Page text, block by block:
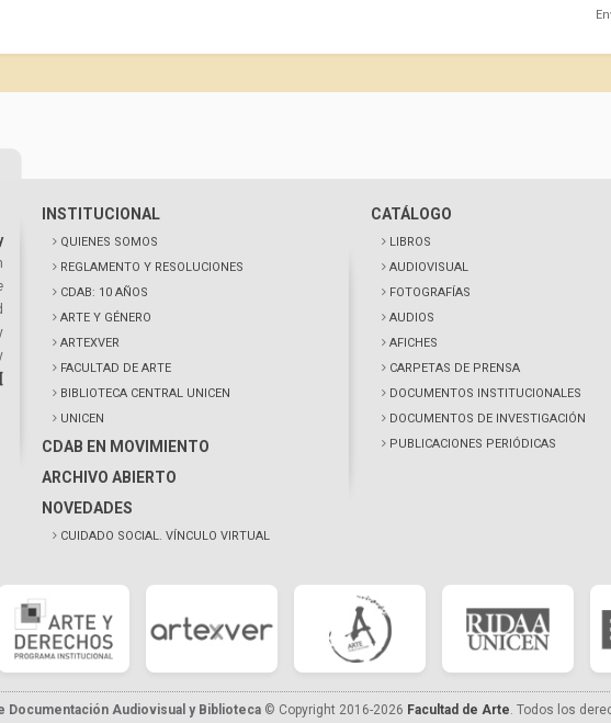
[
INSTITUCIONAL
QUIENES SOMOS
REGLAMENTO Y RESOLUCIONES
CDAB: 10 AÑOS
ARTE Y GÉNERO
ARTEXVER
FACULTAD DE ARTE
BIBLIOTECA CENTRAL UNICEN
UNICEN
CDAB EN MOVIMIENTO
ARCHIVO ABIERTO
NOVEDADES
CUIDADO SOCIAL. VÍNCULO VIRTUAL
CATÁLOGO
LIBROS
AUDIOVISUAL
FOTOGRAFÍAS
AUDIOS
AFICHES
CARPETAS DE PRENSA
DOCUMENTOS INSTITUCIONALES
DOCUMENTOS DE INVESTIGACIÓN
PUBLICACIONES PERIÓDICAS
Documentación Audiovisual y Biblioteca © Copyright 2016-2026 Facultad de Arte. Todos los